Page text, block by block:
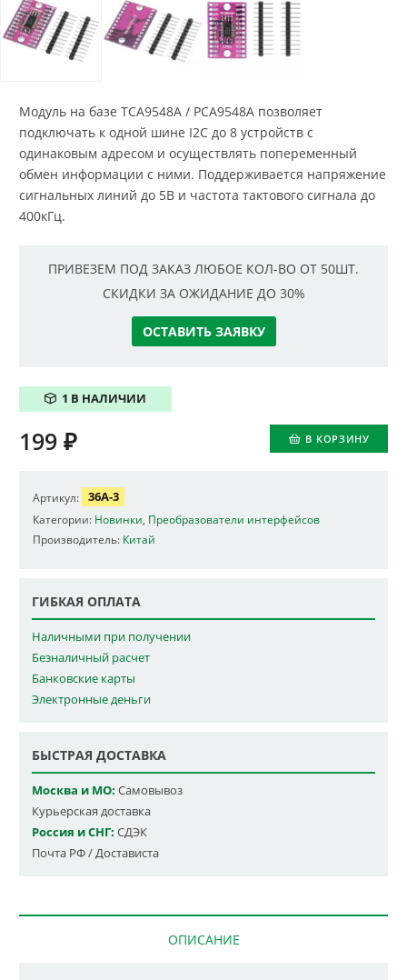
Модуль на базе TCA9548A / PCA9548A позволяет
подключать к одной шине I2C до 8 устройств с
одинаковым адресом и осуществлять попеременный
обмен информации с ними. Поддерживается напряжение
сигнальных линий до 5В и частота тактового сигнала до
400кГц.
ПРИВЕЗЕМ ПОД ЗАКАЗ ЛЮБОЕ КОЛ-ВО ОТ 50ШТ.
СКИДКИ ЗА ОЖИДАНИЕ ДО 30%
ОСТАВИТЬ ЗАЯВКУ
1 В НАЛИЧИИ
В КОРЗИНУ
199 ₽
Артикул: 36A-3
Категории: Новинки Преобразователи интерфейсов
Производитель: Китай
ГИБКАЯ ОПЛАТА
Наличными при получении
Безналичный расчет
Банковские карты
Электронные деньги
БЫСТРАЯ ДОСТАВКА
Москва и МО: Самовывоз
Курьерская доставка
Россия и СНГ: СДЭК
Почта РФ / Достависта
ОПИСАНИЕ